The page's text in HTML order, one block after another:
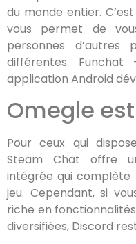
du monde entier.
vous permet de
personnes
différentes.
application Android
Omegle
Pour ceux qui
Steam Chat offre
intégrée qui
jeu. Cependant, si
riche en
diversifiées, Discord